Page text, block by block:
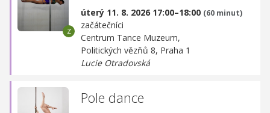
úterý 11. 8. 2026 17:00–18:00 (60 minut)
začátečníci
Centrum Tance Muzeum,
Politických vězňů 8, Praha 1
Lucie Otradovská
Pole dance